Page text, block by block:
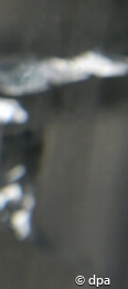
© dpa